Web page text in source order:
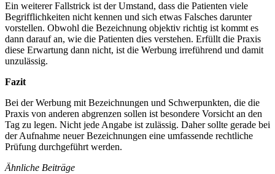
Ein weiterer Fallstrick ist der Umstand, dass die Patienten viele
Begrifflichkeiten nicht kennen und sich etwas Falsches darunter
vorstellen. Obwohl die Bezeichnung objektiv richtig ist kommt es
dann darauf an, wie die Patienten dies verstehen. Erfüllt die Praxis
diese Erwartung dann nicht, ist die Werbung irreführend und damit
unzulässig.
Fazit
Bei der Werbung mit Bezeichnungen und Schwerpunkten, die die
Praxis von anderen abgrenzen sollen ist besondere Vorsicht an den
Tag zu legen. Nicht jede Angabe ist zulässig. Daher sollte gerade bei
der Aufnahme neuer Bezeichnungen eine umfassende rechtliche
Prüfung durchgeführt werden.
Ähnliche Beiträge